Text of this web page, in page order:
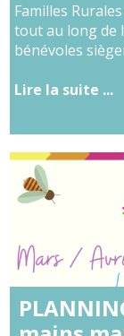
Familles
tout au long de
bénévoles
Lire la suite ...